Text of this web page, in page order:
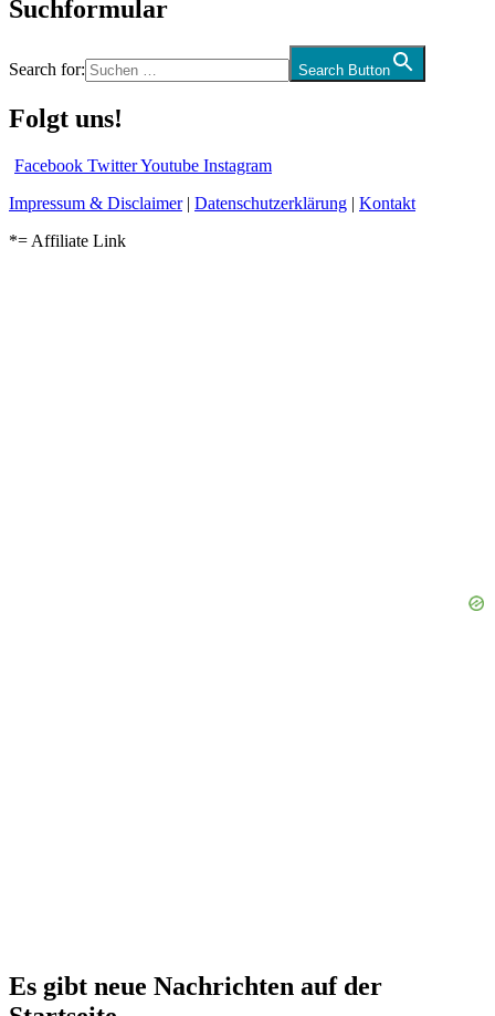
Suchformular
Search for: Search Button
Folgt uns!
Facebook TwitterYoutube Instagram
Impressum & Disclaimer| Datenschutzerklärung | Kontakt
*= Affiliate Link
Es gibt neue Nachrichten auf der